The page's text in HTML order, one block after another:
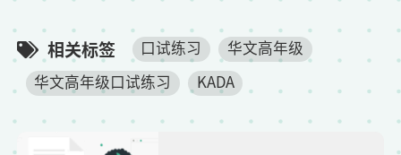
相关标签 口试练习
华文高年级
华文高年级口试练习
KADA